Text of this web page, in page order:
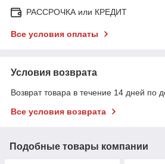
РАССРОЧКА или КРЕДИТ
Все условия оплаты
Условия возврата
Возврат товара в течение 14 дней по
Все условия возврата
Подобные товары компании